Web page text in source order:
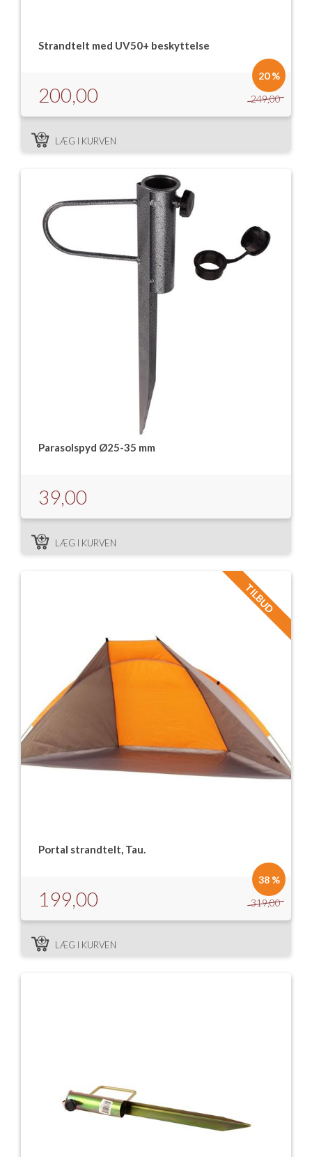
Strandtelt med UV50+ beskyttelse
249,00
200,00
20 %
LÆG I KURVEN
Parasolspyd Ø25-35 mm
39,00
LÆG I KURVEN
Portal strandtelt, Tau.
319,00
199,00
38 %
TILBUD
LÆG I KURVEN